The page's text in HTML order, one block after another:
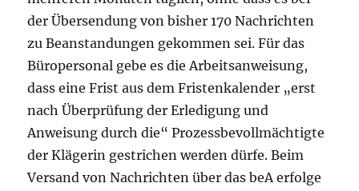
der Übersendung von bisher 170 Nachrichten
zu Beanstandungen gekommen sei. Für das
Büropersonal gebe es die Arbeitsanweisung,
dass eine Frist aus dem Fristenkalender „erst
nach Überprüfung der Erledigung und
Anweisung durch die“ Prozessbevollmächtigte
der Klägerin gestrichen werden dürfe. Beim
Versand von Nachrichten über das beA erfolge